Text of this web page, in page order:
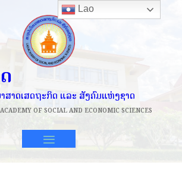
ສາດເສດຖະກິດ ແລະ ສັງຄົມແຫ່ງຊາດ
OF SOCIAL AND ECONOMIC SCIENCES
Lao